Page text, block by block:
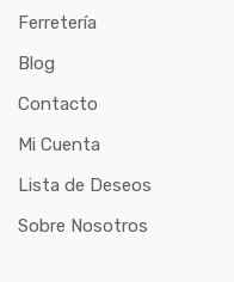
Ferretería
Blog
Contacto
Mi Cuenta
Lista de Deseos
Sobre Nosotros